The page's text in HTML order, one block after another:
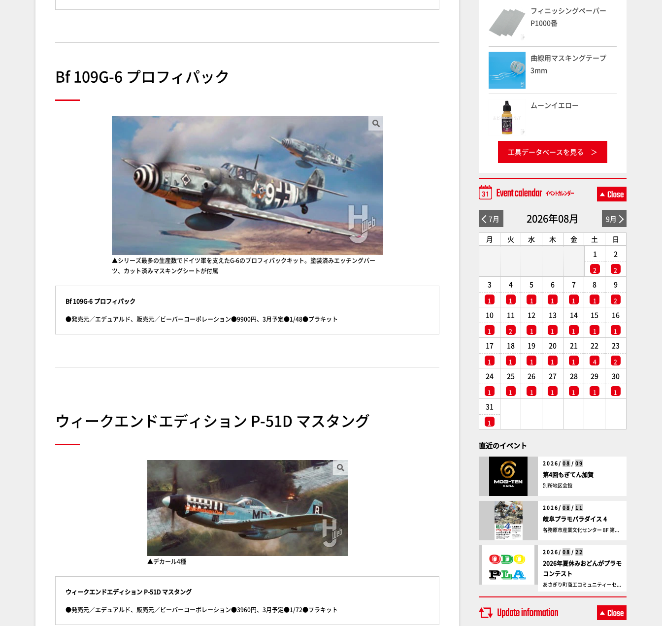
Bf 109G-6 プロフィパック
▲シリーズ最多の生産数でドイツ軍を支えたG-6のプロフィパックキット。塗装済みエッチングパー
ツ、カット済みマスキングシートが付属
Bf 109G-6 プロフィパック
●発売元／エデュアルド、販売元／ビーバーコーポレーション●9900円、3月予定●1/48●プラキット
ウィークエンドエディション P-51D マスタング
▲デカール4種
ウィークエンドエディション P-51D マスタング
●発売元／エデュアルド、販売元／ビーバーコーポレーション●3960円、3月予定●1/72●プラキット
フィニッシングペーパー
P1000番
曲線用マスキングテープ
3mm
ムーンイエロー
工具データベースを見る
7月 2026年08月 9月
月 火 水 木 金 土
日
1
2
2
2
3
1
4
1
5
1
6
1
7
1
8
1
9
2
10
1
11
2
12
1
13
1
14
1
15
1
16
1
17
1
18
1
19
1
20
1
21
1
22
4
23
2
24
1
25
1
26
1
27
1
28
1
29
1
30
1
31
1
直近のイベント
2026/ 08 / 09
第4回もぎてん加賀
別所地区会館
2026/ 08 / 11
岐阜プラモパラダイス 4
各務原市産業文化センター 8F 第...
2026/ 08 / 22
2026年夏休みおどんがプラモ
コンテスト
あさぎり町商工コミュニティーセ...